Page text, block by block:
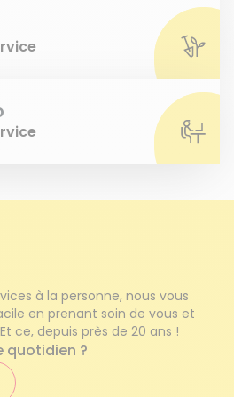
à la personne, nous vous
en prenant soin de vous et
ce, depuis près de 20 ans !
quotidien ?